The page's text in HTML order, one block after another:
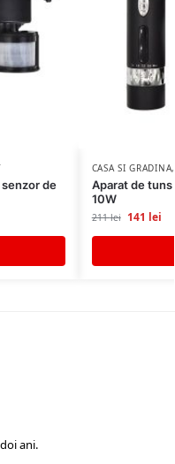
senzor de
CASA SI GRADINA
Aparat de
10W
211lei 141 lei
ani.